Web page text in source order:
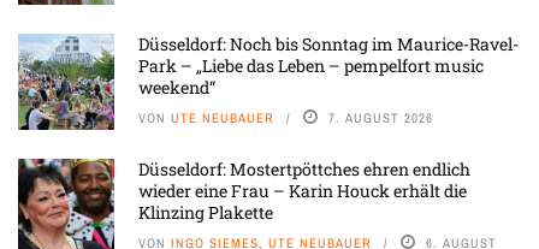
Düsseldorf: Noch bis Sonntag im Maurice-Ravel-
Park – „Liebe das Leben – pempelfort music
weekend“
VON UTE NEUBAUER 7. AUGUST 2026
Düsseldorf: Mostertpöttches ehren endlich
wieder eine Frau – Karin Houck erhält die
Klinzing Plakette
VON INGO SIEMES, UTE NEUBAUER 6. AUGUST